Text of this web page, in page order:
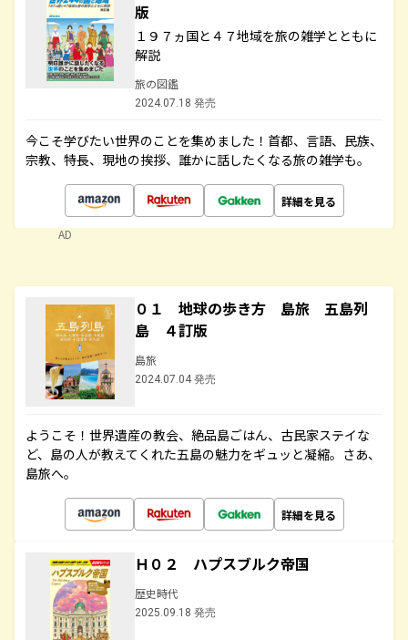
版
１９７ヵ国と４７地域を旅の雑学とともに
解説
旅の図鑑
2024.07.18 発売
今こそ学びたい世界のことを集めました！首都、言語、民族、
宗教、特長、現地の挨拶、誰かに話したくなる旅の雑学も。
詳細を見る
AD
０１ 地球の歩き方 島旅 五島列
島 ４訂版
島旅
2024.07.04 発売
ようこそ！世界遺産の教会、絶品島ごはん、古民家ステイな
ど、島の人が教えてくれた五島の魅力をギュッと凝縮。さあ、
島旅へ。
詳細を見る
Ｈ０２ ハプスブルク帝国
歴史時代
2025.09.18 発売